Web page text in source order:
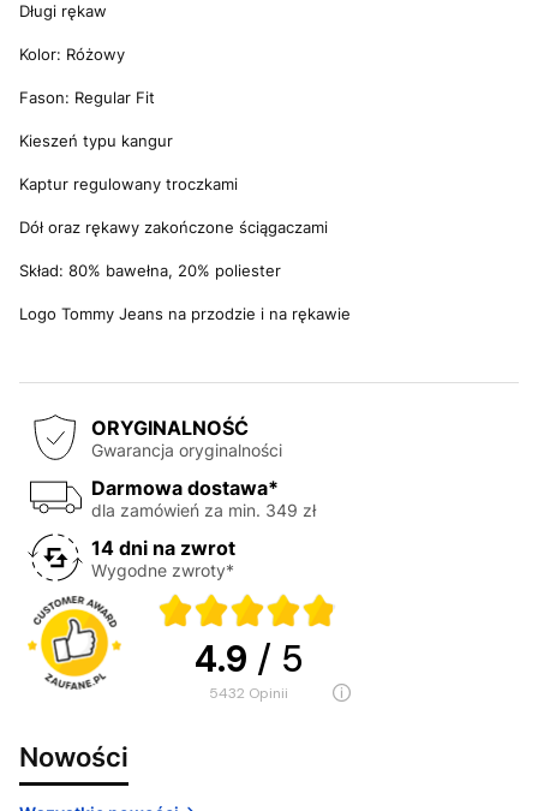
Długi rękaw
Kolor: Różowy
Fason: Regular Fit
Kieszeń typu kangur
Kaptur regulowany troczkami
Dół oraz rękawy zakończone ściągaczami
Skład: 80% bawełna, 20% poliester
Logo Tommy Jeans na przodzie i na rękawie
ORYGINALNOŚĆ
Gwarancja oryginalności
Darmowa dostawa*
dla zamówień za min. 349 zł
14 dni na zwrot
Wygodne zwroty*
4.9 / 5
5432 opinii
Nowości